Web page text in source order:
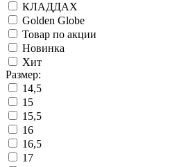
КЛАДДАХ
Golden Globe
Товар по акции
Новинка
Хит
Размер:
14,5
15
15,5
16
16,5
17